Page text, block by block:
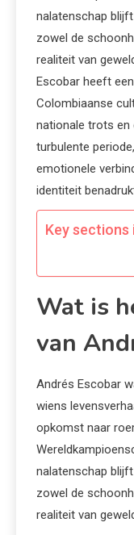
nalatenschap
zowel de
realiteit van
Escobar heeft
Colombiaanse
nationale trots en
turbulente
emotionele
identiteit
Key sections
Wat is
van
Andrés Escobar
wiens
opkomst naar
nalatenschap
zowel de
realiteit van